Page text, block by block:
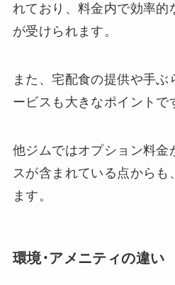
れており、料金内で効率的
が受けられます。
また、宅配食の提供や手ぶ
ービスも大きなポイントで
他ジムではオプション料金
スが含まれている点からも
ます。
環境･アメニティの違い